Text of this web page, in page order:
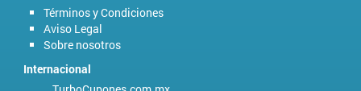
Términos y Condiciones
Aviso Legal
Sobre nosotros
Internacional